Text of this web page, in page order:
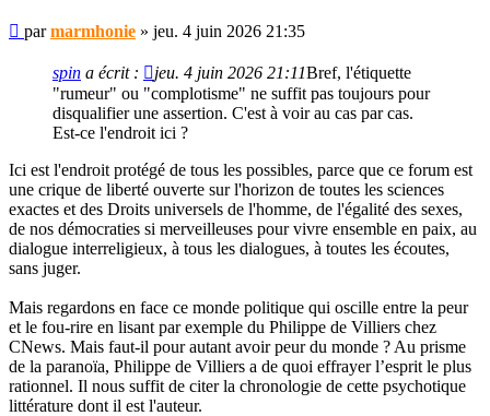
Message
non
parmarmhonie » jeu. 4 juin 2026 21:35
spin a écrit : jeu. 4 juin 2026 21:11Bref, l'étiquette
"rumeur" ou "complotisme" ne suffit pas toujours pour
disqualifier une assertion. C'est à voir au cas par cas.
Est-ce l'endroit ici ?
Ici est l'endroit protégé de tous les possibles, parce que ce forum est
une crique de liberté ouverte sur l'horizon de toutes les sciences
exactes et des Droits universels de l'homme, de l'égalité des sexes,
de nos démocraties si merveilleuses pour vivre ensemble en paix, au
dialogue interreligieux, à tous les dialogues, à toutes les écoutes,
sans juger.
Mais regardons en face ce monde politique qui oscille entre la peur
et le fou-rire en lisant par exemple du Philippe de Villiers chez
CNews. Mais faut-il pour autant avoir peur du monde ? Au prisme
de la paranoïa, Philippe de Villiers a de quoi effrayer l’esprit le plus
rationnel. Il nous suffit de citer la chronologie de cette psychotique
littérature dont il est l'auteur.